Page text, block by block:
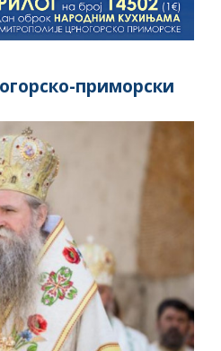
приморски